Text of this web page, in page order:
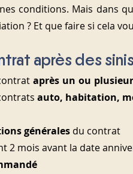
conditions. Mais dans
? Et que faire si cela
après des
après un ou
auto, habitation,
générales du contrat
2 mois avant la date